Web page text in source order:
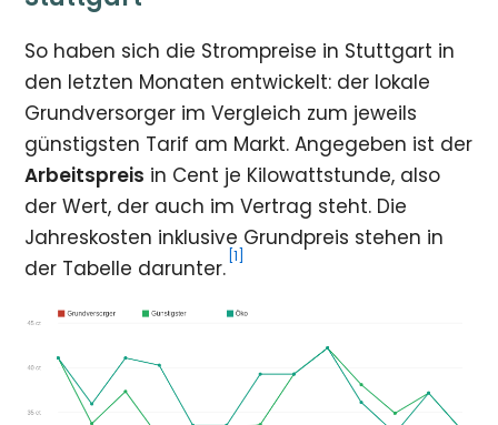
So haben sich die Strompreise in Stuttgart in
den letzten Monaten entwickelt: der lokale
Grundversorger im Vergleich zum jeweils
günstigsten Tarif am Markt. Angegeben ist der
Arbeitspreis in Cent je Kilowattstunde, also
der Wert, der auch im Vertrag steht. Die
Jahreskosten inklusive Grundpreis stehen in
der Tabelle darunter. [1]